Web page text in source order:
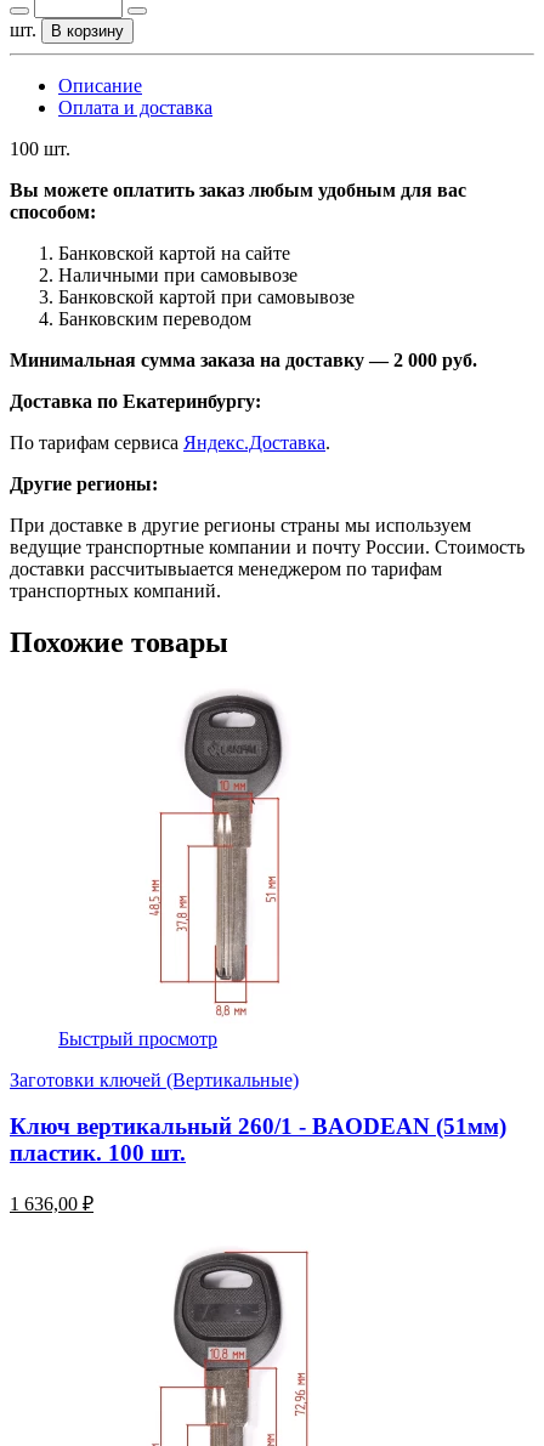
шт. В корзину
Описание
Оплата и доставка
100 шт.
Вы можете оплатить заказ любым удобным для вас
способом:
Банковской картой на сайте
Наличными при самовывозе
Банковской картой при самовывозе
Банковским переводом
Минимальная сумма заказа на доставку — 2 000 руб.
Доставка по Екатеринбургу:
По тарифам сервиса Яндекс.Доставка.
Другие регионы:
При доставке в другие регионы страны мы используем
ведущие транспортные компании и почту России. Стоимость
доставки рассчитывыается менеджером по тарифам
транспортных компаний.
Похожие товары
Быстрый просмотр
Заготовки ключей (Вертикальные)
Ключ вертикальный 260/1 - BAODEAN (51мм)
пластик. 100 шт.
1 636,00 ₽